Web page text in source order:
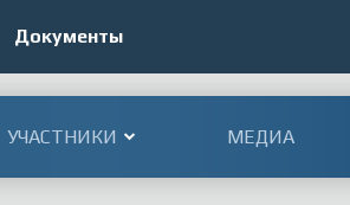
Документы
УЧАСТНИКИ МЕДИА